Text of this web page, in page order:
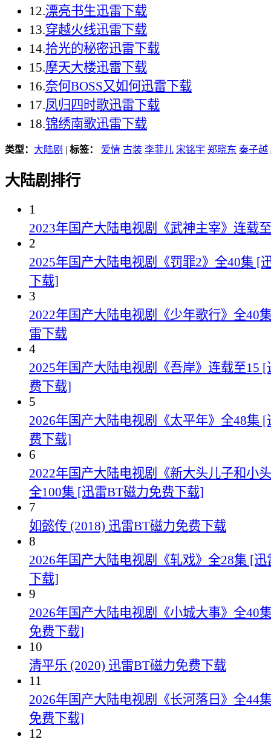
12.漂亮书生迅雷下载
13.穿越火线迅雷下载
14.拾光的秘密迅雷下载
15.摩天大楼迅雷下载
16.奈何BOSS又如何迅雷下载
17.凤归四时歌迅雷下载
18.锦绣南歌迅雷下载
类型： 大陆剧 | 标签： 爱情 古装 李菲儿 宋铭宇 郑晓东 秦子越
大陆剧排行
1
2023年国产大陆电视剧《武神主宰》连载
2
2025年国产大陆电视剧《罚罪2》全40集 [
下载]
3
2022年国产大陆电视剧《少年歌行》全40
雷下载
4
2025年国产大陆电视剧《吾岸》连载至15
费下载]
5
2026年国产大陆电视剧《太平年》全48集
费下载]
6
2022年国产大陆电视剧《新大头儿子和小
全100集 [迅雷BT磁力免费下载]
7
如懿传 (2018) 迅雷BT磁力免费下载
8
2026年国产大陆电视剧《轧戏》全28集 [
下载]
9
2026年国产大陆电视剧《小城大事》全40
免费下载]
10
清平乐 (2020) 迅雷BT磁力免费下载
11
2026年国产大陆电视剧《长河落日》全44
免费下载]
12